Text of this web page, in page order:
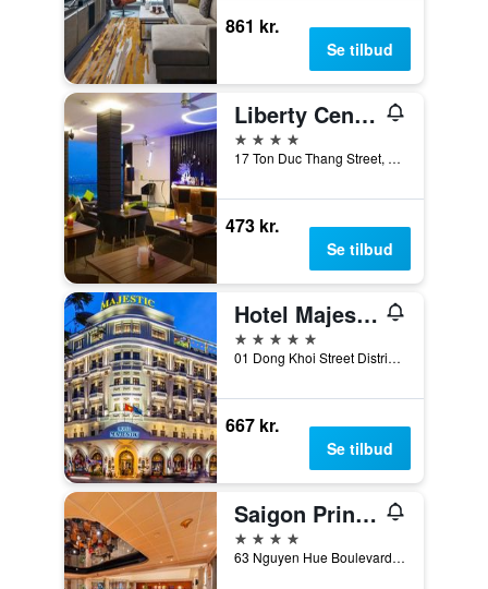
861 kr.
Se tilbud
Liberty Central Saigon Riverside
4 stjerner
17 Ton Duc Thang Street, District 1, Ho Chi Minh-byen, Vietnam
473 kr.
Se tilbud
Hotel Majestic Saigon
5 stjerner
01 Dong Khoi Street District 1, Ho Chi Minh-byen, Vietnam
667 kr.
Se tilbud
Saigon Prince Hotel
4 stjerner
63 Nguyen Hue Boulevard, Ho Chi Minh-byen, Vietnam